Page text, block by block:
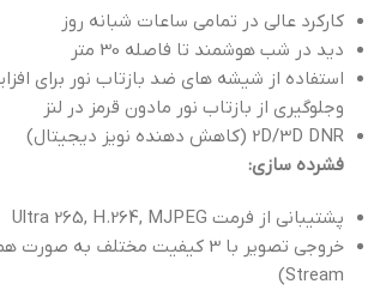
کارکرد عالی در تمامی ساعات شبانه روز
دید در شب هوشمند تا فاصله 30 متر
استفاده از شیشه های ضد بازتاب نور برای
وجلوگیری از بازتاب نور مادون قرمز در لنز
2D/3D DNR (کاهش دهنده نویز دیجیتال)
فشرده سازی:
پشتیبانی از فرمت Ultra 265, H.264, MJPEG
Stream)